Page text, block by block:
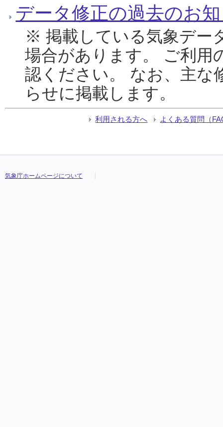
データ修正の過去のお
※ 掲載している気象デー
場合があります。 ご利用
認ください。 なお、主な
らせに掲載します。
利用される方へ よくある質問（
気象庁ホームページについて